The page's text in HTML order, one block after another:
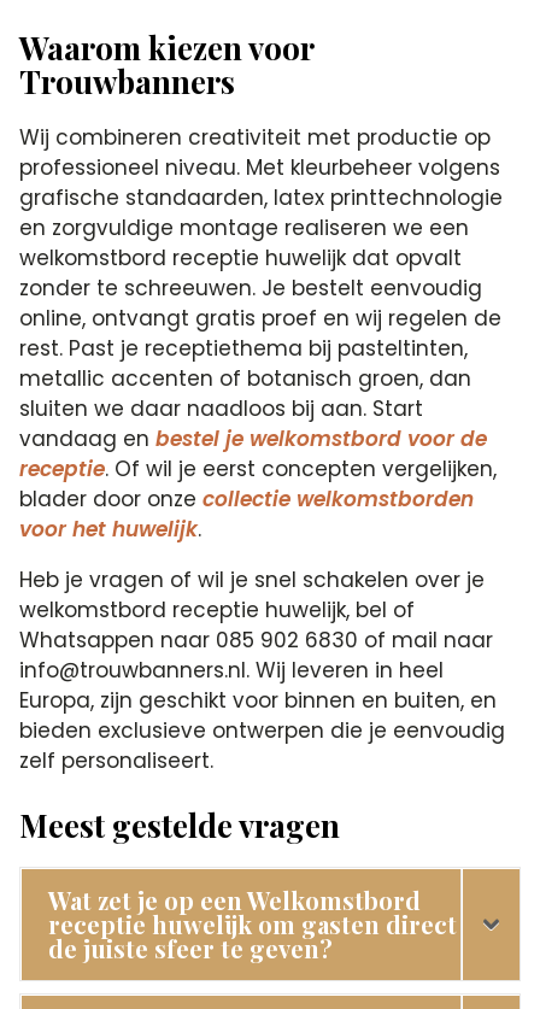
Waarom kiezen voor
Trouwbanners
Wij combineren creativiteit met productie op
professioneel niveau. Met kleurbeheer volgens
grafische standaarden, latex printtechnologie
en zorgvuldige montage realiseren we een
welkomstbord receptie huwelijk dat opvalt
zonder te schreeuwen. Je bestelt eenvoudig
online, ontvangt gratis proef en wij regelen de
rest. Past je receptiethema bij pasteltinten,
metallic accenten of botanisch groen, dan
sluiten we daar naadloos bij aan. Start
vandaag enbestel je welkomstbord voor de
receptie. Of wil je eerst concepten vergelijken,
blader door onzecollectie welkomstborden
voor het huwelijk.
Heb je vragen of wil je snel schakelen over je
welkomstbord receptie huwelijk, bel of
Whatsappen naar 085 902 6830 of mail naar
info@trouwbanners.nl. Wij leveren in heel
Europa, zijn geschikt voor binnen en buiten, en
bieden exclusieve ontwerpen die je eenvoudig
zelf personaliseert.
Meest gestelde vragen
Wat zet je op een Welkomstbord
receptie huwelijk om gasten direct
de juiste sfeer te geven?